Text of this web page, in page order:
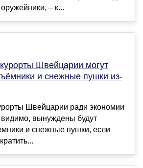
– к...
Швейцарии могут
и снежные пушки из-
Швейцарии ради экономии
видимо, вынуждены будут
и снежные пушки, если